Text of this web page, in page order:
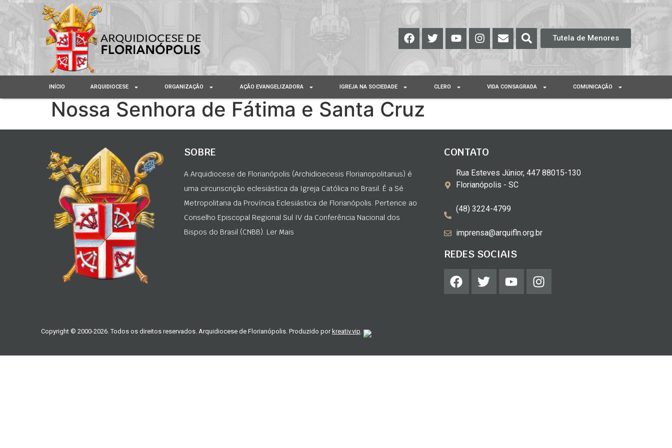
Tutela de Menores
INÍCIO ARQUIDIOCESE ORGANIZAÇÃO AÇÃO EVANGELIZADORA IGREJA NA SOCIEDADE CLERO VIDA CONSAGRADA COMUNICAÇÃO
Nossa Senhora de Fátima e Santa Cruz
SOBRE
A Arquidiocese de Florianópolis (Archidioecesis Florianopolitanus) é
uma circunscrição eclesiástica da Igreja Católica no Brasil. É a Sé
Metropolitana da Província Eclesiástica de Florianópolis. Pertence ao
Conselho Episcopal Regional Sul IV da Conferência Nacional dos
Bispos do Brasil (CNBB). Ler Mais
CONTATO
Rua Esteves Júnior, 447 88015-130
Florianópolis - SC
(48) 3224-4799
imprensa@arquifln.org.br
REDES SOCIAIS
Copyright © 2000-2026. Todos os direitos reservados. Arquidiocese de Florianópolis. Produzido por kreativ.vip.